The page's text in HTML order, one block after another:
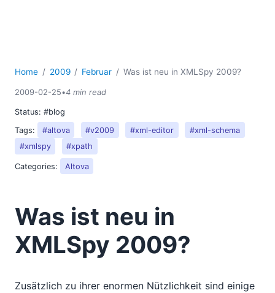
Home 2009 Februar Was ist neu in XMLSpy 2009?
2009-02-25•4 min read
Status: #blog
Tags:
#altova #v2009 #xml-editor
#xml-schema
#xmlspy
#xpath
Categories: Altova
Was ist neu in
XMLSpy 2009?
Zusätzlich zu ihrer enormen Nützlichkeit sind einige